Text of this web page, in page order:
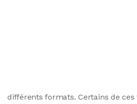
différents formats. Certains de